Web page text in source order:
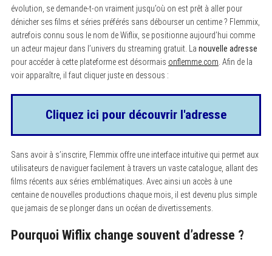
évolution, se demande-t-on vraiment jusqu’où on est prêt à aller pour
dénicher ses films et séries préférés sans débourser un centime ? Flemmix,
autrefois connu sous le nom de Wiflix, se positionne aujourd’hui comme
un acteur majeur dans l’univers du streaming gratuit. La nouvelle adresse
pour accéder à cette plateforme est désormais onflemme.com . Afin de la
voir apparaître, il faut cliquer juste en dessous :
Cliquez ici pour découvrir l'adresse
Sans avoir à s’inscrire, Flemmix offre une interface intuitive qui permet aux
utilisateurs de naviguer facilement à travers un vaste catalogue, allant des
films récents aux séries emblématiques. Avec ainsi un accès à une
centaine de nouvelles productions chaque mois, il est devenu plus simple
que jamais de se plonger dans un océan de divertissements.
Pourquoi Wiflix change souvent d’adresse ?
S
e
a
c
h
r